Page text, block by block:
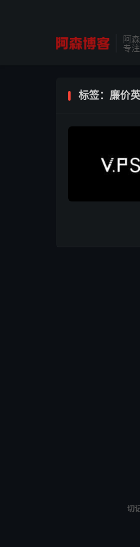
阿
专
标签：廉价
切记